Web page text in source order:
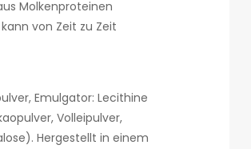
Molkenproteinen
von Zeit zu Zeit
Emulgator: Lecithine
Volleipulver,
Hergestellt in einem